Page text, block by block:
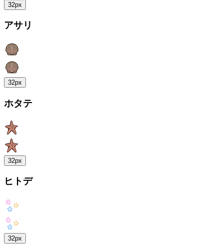
32px
アサリ
32px
ホタテ
32px
ヒトデ
32px